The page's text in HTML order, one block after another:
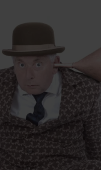
seinem
sei denn, ein
auferstehende
Sprachgefühl und
Doppel- statt
Talent,
darzustellen und
bringen, ohne
Humor bis in die
Preise und
nicht ohne Grund